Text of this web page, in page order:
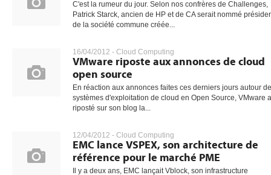
C'est la rumeur du jour. Selon nos confrères de Challenges,
Patrick Starck, ancien de HP et de CA serait nommé
de la société commune créée...
16/04/2012 - Cloud Computing
VMware riposte aux annonces de cloud
open source
En réaction aux annonces faites ces derniers jours autour de
systèmes d'exploitation de cloud en Open Source, VMware a
riposté sur son blog la...
12/04/2012 - Cloud Computing
EMC lance VSPEX, son architecture de
référence pour le marché PME
Il y a deux ans, EMC lançait Vblock, son infrastructure